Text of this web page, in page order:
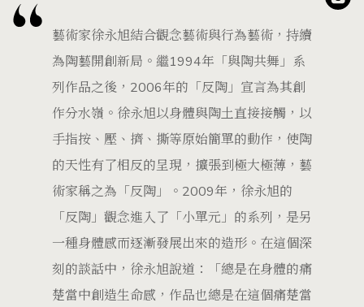
藝術家徐永旭結合觀念藝術與行為藝術，持續
為陶藝開創新局。繼1994年「與陶共舞」系
列作品之後，2006年的「反陶」宣言為其創
作分水嶺。徐永旭以身體與陶土直接接觸，以
手指按、壓、擠、撕等原始簡單的動作，使陶
的天性有了相反的呈現，擴張到極大極薄，藝
術家稱之為「反陶」。2009年，徐永旭的
「反陶」觀念進入了「小單元」的系列，是另
一種身體感而逐漸發展出來的造形。在這個深
刻的談話中，徐永旭說道：「總是在身體的痛
楚當中創造生命感，作品也總是在這個痛楚當